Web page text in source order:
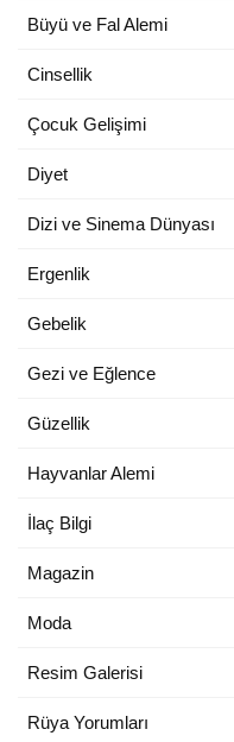
Büyü ve Fal Alemi
Cinsellik
Çocuk Gelişimi
Diyet
Dizi ve Sinema Dünyası
Ergenlik
Gebelik
Gezi ve Eğlence
Güzellik
Hayvanlar Alemi
İlaç Bilgi
Magazin
Moda
Resim Galerisi
Rüya Yorumları